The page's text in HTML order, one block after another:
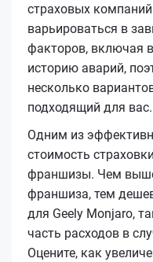
страховых
варьироваться в
факторов, включая
историю аварий,
несколько
подходящий для вас.
Одним из
стоимость
франшизы. Чем
франшиза, тем
для Geely Monjaro,
часть расходов в
Оцените, как